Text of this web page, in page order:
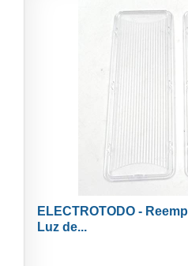
ELECTROTODO -
Luz de...